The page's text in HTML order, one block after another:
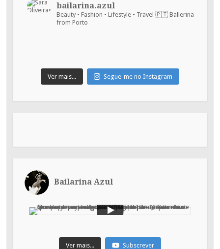
bailarina.azul
Beauty • Fashion • Lifestyle • Travel 🇵🇹 Ballerina
from Porto
Ver mais... Segue-me no Instagram
Bailarina Azul
Ver mais... Subscrever